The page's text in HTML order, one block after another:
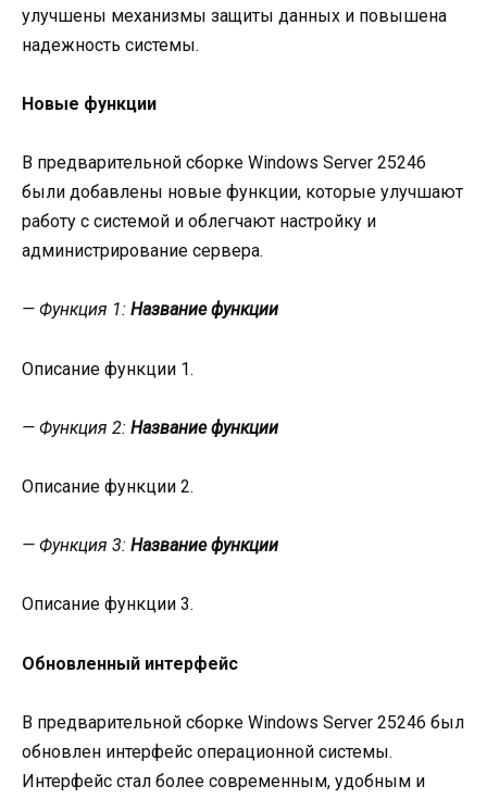
улучшены механизмы защиты данных и повышена
надежность системы.
Новые функции
В предварительной сборке Windows Server 25246
были добавлены новые функции, которые улучшают
работу с системой и облегчают настройку и
администрирование сервера.
— Функция 1: Название функции
Описание функции 1.
— Функция 2: Название функции
Описание функции 2.
— Функция 3: Название функции
Описание функции 3.
Обновленный интерфейс
В предварительной сборке Windows Server 25246 был
обновлен интерфейс операционной системы.
Интерфейс стал более современным, удобным и